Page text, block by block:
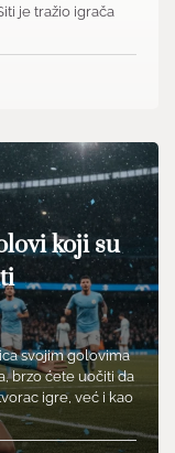
je tražio igrača
koji su
svojim golovima
brzo ćete uočiti da
igre, već i kao